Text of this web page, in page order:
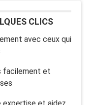
CLICS
avec ceux qui
facilement et